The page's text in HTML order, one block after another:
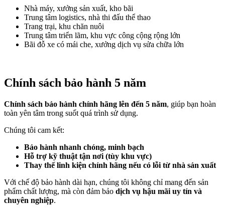
Nhà máy, xưởng sản xuất, kho bãi
Trung tâm logistics, nhà thi đấu thể thao
Trang trại, khu chăn nuôi
Trung tâm triển lãm, khu vực công cộng rộng lớn
Bãi đỗ xe có mái che, xưởng dịch vụ sửa chữa lớn
Chính sách bảo hành 5 năm
Chính sách bảo hành chính hãng lên đến 5 năm, giúp bạn hoàn
toàn yên tâm trong suốt quá trình sử dụng.
Chúng tôi cam kết:
Bảo hành nhanh chóng, minh bạch
Hỗ trợ kỹ thuật tận nơi (tùy khu vực)
Thay thế linh kiện chính hãng nếu có lỗi từ nhà sản xuất
Với chế độ bảo hành dài hạn, chúng tôi không chỉ mang đến sản
phẩm chất lượng, mà còn đảm bảo dịch vụ hậu mãi uy tín và
chuyên nghiệp.